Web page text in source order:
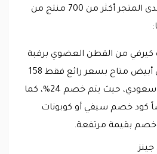
بالتخفيض الرائع، متاح لدى المتجر أكثر من 700 منتج من
كيرفي من القطن العضوي برقبة
على شكل حرف V لون أبيض متاح بسعر رائع فقط 158
ريال بدلاً من 210 ريال سعودي، حيث يتم خصم 24%، كما
كود خصم سيفي أو كوبونات
بقيمة مرتفعة.